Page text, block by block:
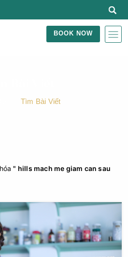
BOOK NOW
Tìm Bài Viết
" hills mach me giam can sau